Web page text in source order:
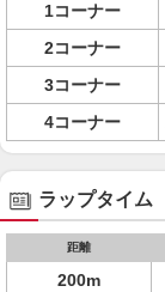
1コーナー
2コーナー
3コーナー
4コーナー
ラップタイム
距離
200m